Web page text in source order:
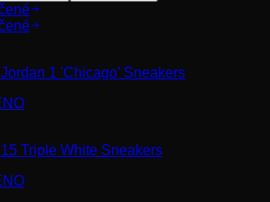
1 'Chicago' Sneakers
Triple White Sneakers